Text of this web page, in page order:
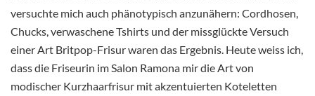
versuchte mich auch phänotypisch anzunähern: Cordhosen,
Chucks, verwaschene Tshirts und der missglückte Versuch
einer Art Britpop-Frisur waren das Ergebnis. Heute weiss ich,
dass die Friseurin im Salon Ramona mir die Art von
modischer Kurzhaarfrisur mit akzentuierten Koteletten